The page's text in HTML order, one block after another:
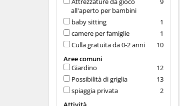
all'aperto per bambini
1
baby sitting
1
camere per famiglie
10
Culla gratuita da 0-2 anni
Aree comuni
12
Giardino
13
Possibilità di griglia
2
spiaggia privata